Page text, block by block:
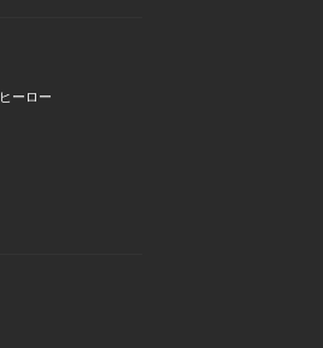
ヒーロー